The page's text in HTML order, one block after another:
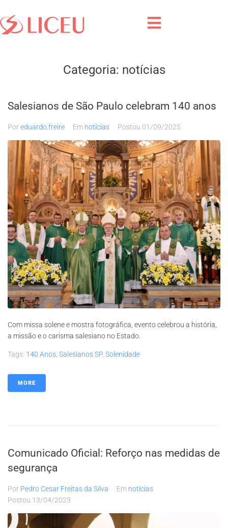
Categoria: notícias
Salesianos de São Paulo celebram 140 anos
Poreduardo.freire Em notícias Postou 01/09/2025
Com missa solene e mostra fotográfica, evento celebrou a história,
a missão e o carisma salesiano no Estado.
Tags: 140 Anos Salesianos SP, Solenidade
MORE
Comunicado Oficial: Reforço nas medidas de
segurança
Por Pedro Cesar Freitas da Silva Em notícias
Postou 13/04/2023